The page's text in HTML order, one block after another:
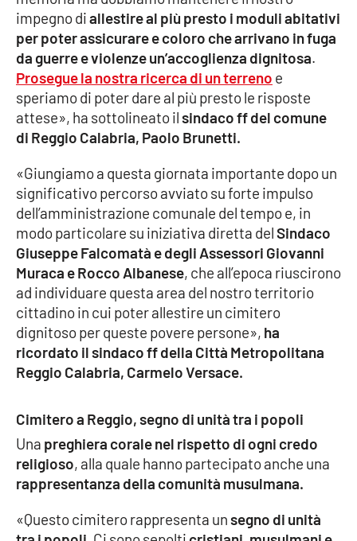
APP
Android
Apple
impegno diallestire al più presto i moduli abitativi
per poter assicurare e coloro che arrivano in fuga
da guerre e violenze un’accoglienza dignitosa.
Prosegue la nostra ricerca di un terreno e
speriamo di poter dare al più presto le risposte
attese», ha sottolineato ilsindaco ff del comune
di Reggio Calabria, Paolo Brunetti.
«Giungiamo a questa giornata importante dopo un
significativo percorso avviato su forte impulso
dell’amministrazione comunale del tempo e, in
modo particolare su iniziativa diretta delSindaco
Giuseppe Falcomatà e degli Assessori Giovanni
Muraca e Rocco Albanese, che all’epoca riuscirono
ad individuare questa area del nostro territorio
cittadino in cui poter allestire un cimitero
dignitoso per queste povere persone», ha
ricordato il sindaco ff della Città Metropolitana
Reggio Calabria, Carmelo Versace.
Cimitero a Reggio, segno di unità tra i popoli
Una preghiera corale nel rispetto di ogni credo
religioso, alla quale hanno partecipato anche una
rappresentanza della comunità musulmana.
«Questo cimitero rappresenta unsegno di unità